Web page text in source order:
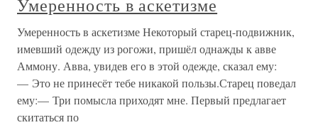
Умеренность в аскетизме
Умеренность в аскетизме Некоторый старец-подвижник,
имевший одежду из рогожи, пришёл однажды к авве
Аммону. Авва, увидев его в этой одежде, сказал ему:
— Это не принесёт тебе никакой пользы.Старец поведал
ему:— Три помысла приходят мне. Первый предлагает
скитаться по